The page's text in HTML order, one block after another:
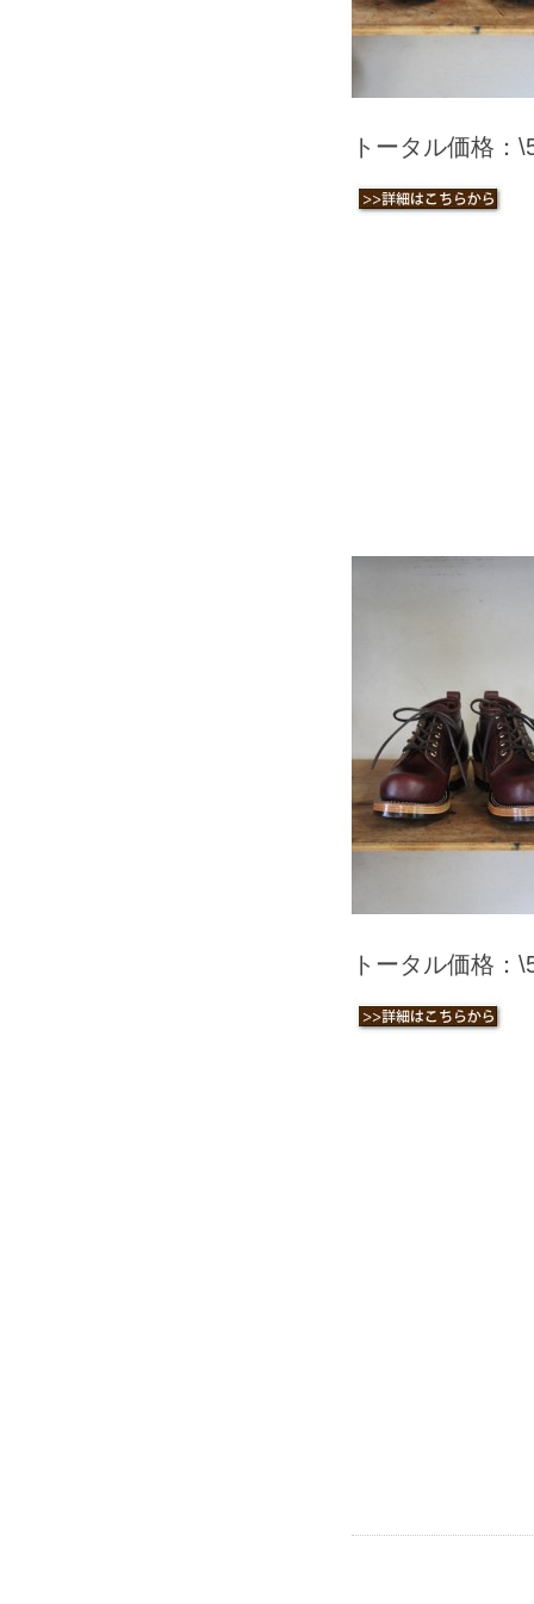
トータル価格：
トータル価格：